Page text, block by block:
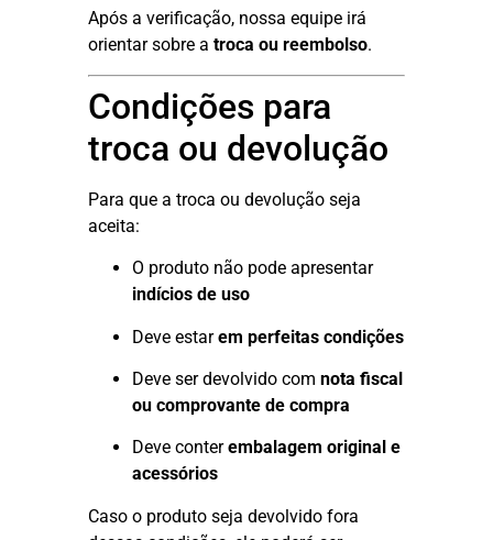
Após a verificação, nossa equipe irá
orientar sobre a troca ou reembolso.
Condições para
troca ou devolução
Para que a troca ou devolução seja
aceita:
O produto não pode apresentar
indícios de uso
Deve estarem perfeitas condições
Deve ser devolvido com nota fiscal
ou comprovante de compra
Deve conterembalagem original e
acessórios
Caso o produto seja devolvido fora